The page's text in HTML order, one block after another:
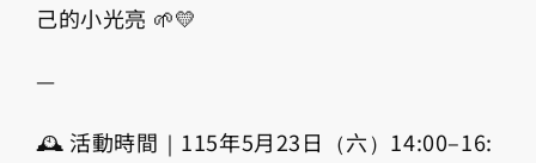
己的小光亮 🌱💛
—
🕰 活動時間｜115年5月23日（六）14:00–16: